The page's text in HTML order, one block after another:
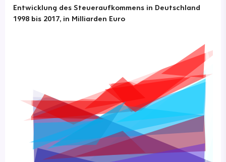
Entwicklung des Steueraufkommens in Deutschland
1998 bis 2017, in Milliarden Euro